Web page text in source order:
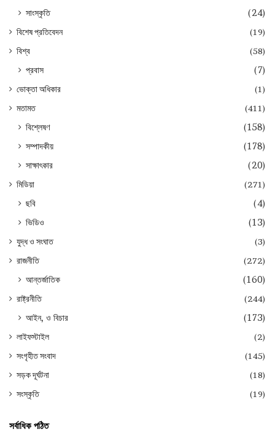
সাংস্কৃতি
(24)
বিশেষ প্রতিবেদন
(19)
বিশ্ব
(58)
প্রবাস (7)
ভোক্তা অধিকার
(1)
মতামত
(411)
বিশ্লেষণ
(158)
সম্পাদকীয়
(178)
সাক্ষাৎকার
(20)
মিডিয়া (271)
ছবি
(4)
ভিডিও
(13)
যুদ্ধ ও সংঘাত
(3)
রাজনীতি
(272)
আন্তর্জাতিক (160)
রাষ্ট্রনীতি (244)
আইন, ও বিচার (173)
লাইফস্টাইল
(2)
সংগৃহীত সংবাদ
(145)
সড়ক দূর্ঘটনা
(18)
সংস্কৃতি
(19)
সর্বাধিক পঠিত